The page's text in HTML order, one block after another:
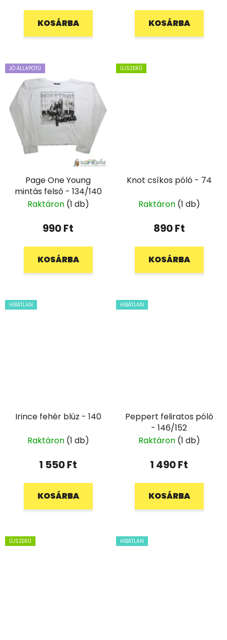
KOSÁRBA KOSÁRBA
JÓ ÁLLAPOTÚ
Page One Young
mintás felső - 134/140
Raktáron (1 db)
990 Ft
KOSÁRBA
ÚJSZERŰ
Knot csíkos póló - 74
Raktáron (1 db)
890 Ft
KOSÁRBA
HIBÁTLAN
Irince fehér blúz - 140
Raktáron (1 db)
1 550 Ft
KOSÁRBA
HIBÁTLAN
Peppert feliratos póló
- 146/152
Raktáron (1 db)
1 490 Ft
KOSÁRBA
ÚJSZERŰ HIBÁTLAN